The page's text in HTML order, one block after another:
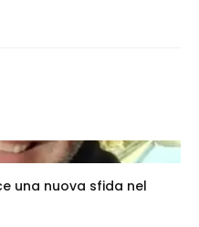
una nuova sfida nel